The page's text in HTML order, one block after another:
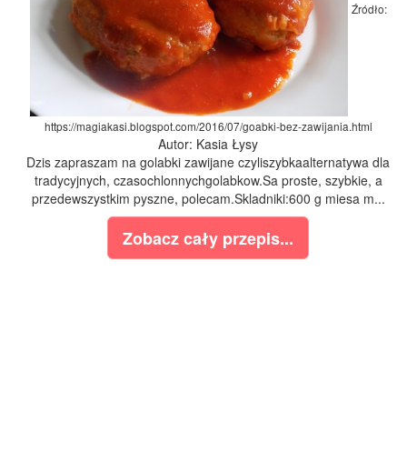
Źródło:
https://magiakasi.blogspot.com/2016/07/goabki-bez-zawijania.html
Autor: Kasia Łysy
Dzis zapraszam na golabki zawijane czyliszybkaalternatywa dla
tradycyjnych, czasochlonnychgolabkow.Sa proste, szybkie, a
przedewszystkim pyszne, polecam.Skladniki:600 g miesa m...
Zobacz cały przepis...